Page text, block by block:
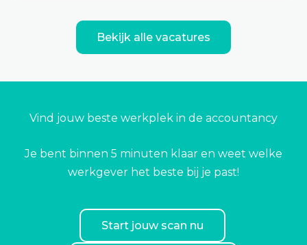
Bekijk alle vacatures
Vind jouw beste werkplek in de accountancy
Je bent binnen 5 minuten klaar en weet welke
werkgever het beste bij je past!
Start jouw scan nu